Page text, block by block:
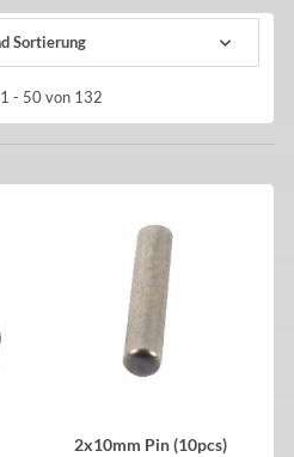
Sortierung
- 50 von 132
2x10mm Pin (10pcs)